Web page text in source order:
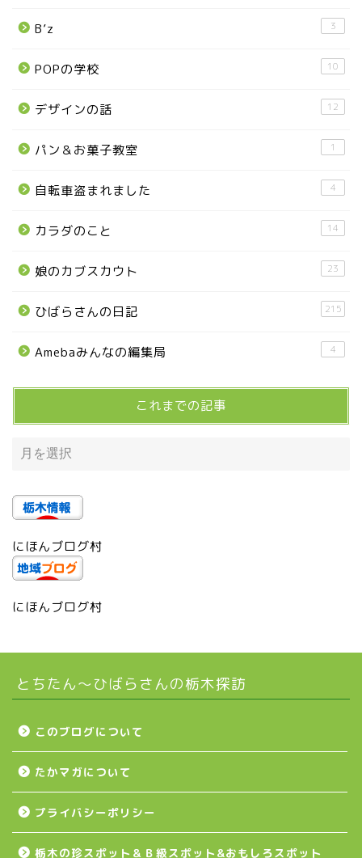
B’z 3
POPの学校 10
デザインの話 12
パン＆お菓子教室 1
自転車盗まれました 4
カラダのこと 14
娘のカブスカウト 23
ひばらさんの日記 215
Amebaみんなの編集局 4
これまでの記事
にほんブログ村
にほんブログ村
とちたん〜ひばらさんの栃木探訪
このブログについて
たかマガについて
プライバシーポリシー
栃木の珍スポット＆Ｂ級スポット&おもしろスポット
宇都宮の震災後の様子